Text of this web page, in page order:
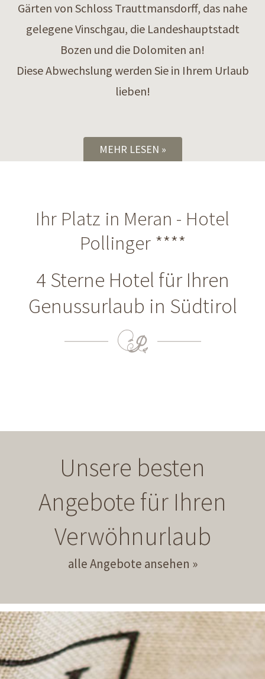
Gärten von Schloss Trauttmansdorff, das nahe
gelegene Vinschgau, die Landeshauptstadt
Bozen und die Dolomiten an!
Diese Abwechslung werden Sie in Ihrem Urlaub
lieben!
MEHR LESEN
Ihr Platz in Meran - Hotel
Pollinger ****
4 Sterne Hotel für Ihren
Genussurlaub in Südtirol
Unsere besten
Angebote für Ihren
Verwöhnurlaub
alle Angebote ansehen